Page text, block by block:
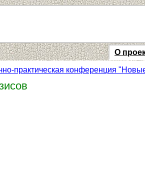
О
практическая конференция